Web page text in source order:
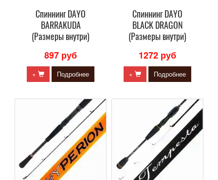
Cпиннинг DAYO
BARRAKUDA
(Размеры внутри)
897 руб
+ Подробнее
Cпиннинг DAYO
BLACK DRAGON
(Размеры внутри)
1272 руб
+ Подробнее